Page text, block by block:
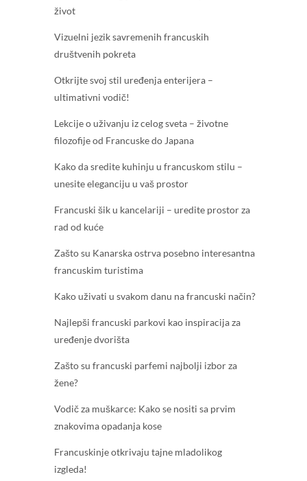
život
Vizuelni jezik savremenih francuskih
društvenih pokreta
Otkrijte svoj stil uređenja enterijera –
ultimativni vodič!
Lekcije o uživanju iz celog sveta – životne
filozofije od Francuske do Japana
Kako da sredite kuhinju u francuskom stilu –
unesite eleganciju u vaš prostor
Francuski šik u kancelariji – uredite prostor za
rad od kuće
Zašto su Kanarska ostrva posebno interesantna
francuskim turistima
Kako uživati u svakom danu na francuski način?
Najlepši francuski parkovi kao inspiracija za
uređenje dvorišta
Zašto su francuski parfemi najbolji izbor za
žene?
Vodič za muškarce: Kako se nositi sa prvim
znakovima opadanja kose
Francuskinje otkrivaju tajne mladolikog
izgleda!